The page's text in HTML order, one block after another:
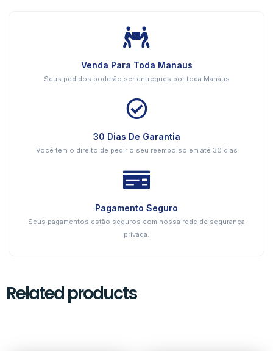
Venda Para Toda Manaus
Seus pedidos poderão ser entregues por toda Manaus
30 Dias De Garantia
Você tem o direito de pedir o seu reembolso em até 30 dias
Pagamento Seguro
Seus pagamentos estão seguros com nossa rede de segurança
privada.
Related products